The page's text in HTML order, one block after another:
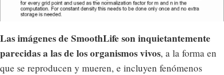
Las imágenes de SmoothLife son inquietantemente
parecidas a las de los organismos vivos, a la forma en
que se reproducen y mueren, e incluyen fenómenos